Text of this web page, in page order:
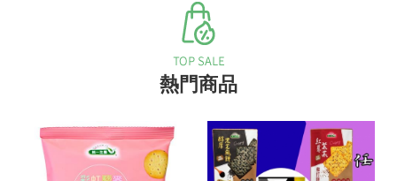
熱門商品